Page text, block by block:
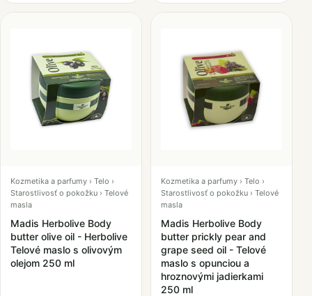
Kozmetika a parfumy › Telo ›
Starostlivosť o pokožku › Telové
masla
Madis Herbolive Body
butter olive oil - Herbolive
Telové maslo s olivovým
olejom 250 ml
Kozmetika a parfumy › Telo ›
Starostlivosť o pokožku › Telové
masla
Madis Herbolive Body
butter prickly pear and
grape seed oil - Telové
maslo s opunciou a
hroznovými jadierkami
250 ml